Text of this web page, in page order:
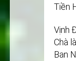
Tiền
Vịnh
Chà
Ban